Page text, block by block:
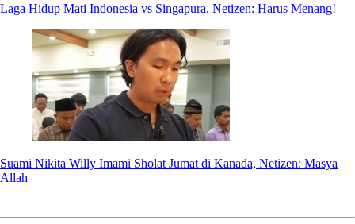
Laga Hidup Mati Indonesia vs Singapura, Netizen: Harus Menang!
Suami Nikita Willy Imami Sholat Jumat di Kanada, Netizen: Masya
Allah